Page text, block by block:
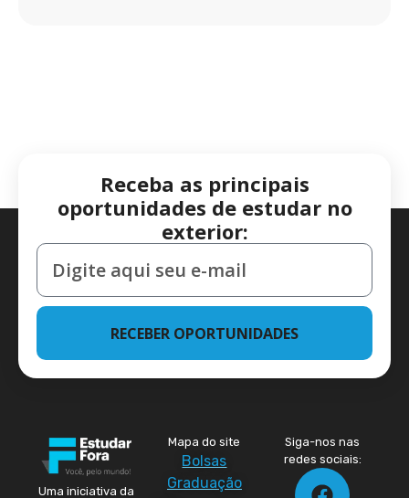
Receba as principais
oportunidades de estudar no
exterior:
RECEBER OPORTUNIDADES
Uma iniciativa da
Mapa do site
Bolsas
Graduação
Siga-nos nas
redes sociais: